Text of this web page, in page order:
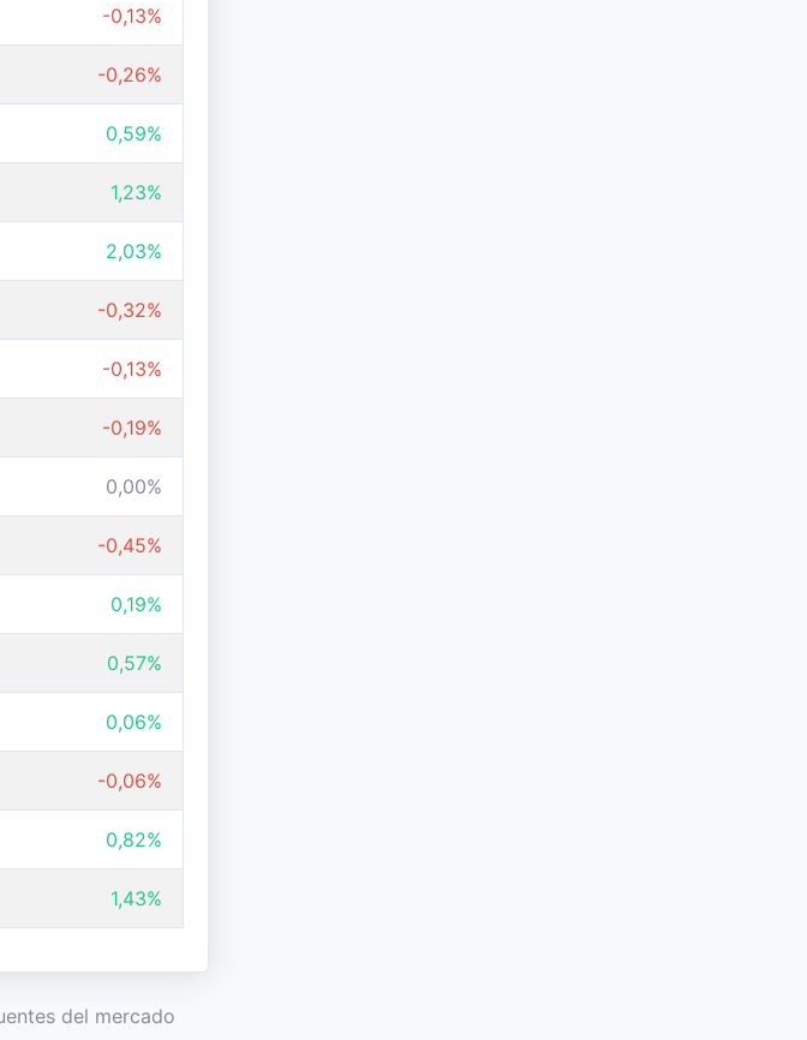
-0,13%
-0,26%
0,59%
1,23%
2,03%
-0,32%
-0,13%
-0,19%
0,00%
-0,45%
0,19%
0,57%
0,06%
-0,06%
0,82%
1,43%
del mercado